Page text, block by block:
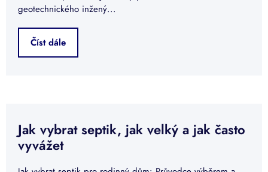
geotechnického inžený...
Číst dále
Jak vybrat septik, jak velký a jak často
vyvážet